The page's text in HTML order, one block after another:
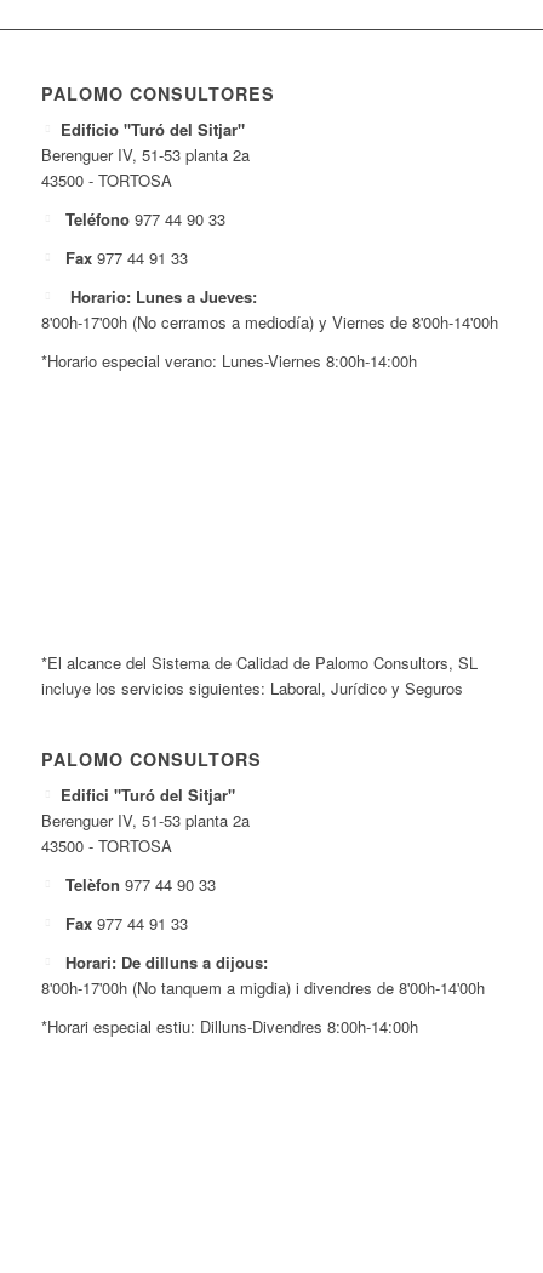
PALOMO CONSULTORES
Edificio "Turó del Sitjar"
Berenguer IV, 51-53 planta 2a
43500 - TORTOSA
Teléfono 977 44 90 33
Fax 977 44 91 33
Horario: Lunes a Jueves:
8'00h-17'00h (No cerramos a mediodía) y Viernes de 8'00h-14'00h
*Horario especial verano: Lunes-Viernes 8:00h-14:00h
*El alcance del Sistema de Calidad de Palomo Consultors, SL
incluye los servicios siguientes: Laboral, Jurídico y Seguros
PALOMO CONSULTORS
Edifici "Turó del Sitjar"
Berenguer IV, 51-53 planta 2a
43500 - TORTOSA
Telèfon 977 44 90 33
Fax 977 44 91 33
Horari: De dilluns a dijous:
8'00h-17'00h (No tanquem a migdia) i divendres de 8'00h-14'00h
*Horari especial estiu: Dilluns-Divendres 8:00h-14:00h